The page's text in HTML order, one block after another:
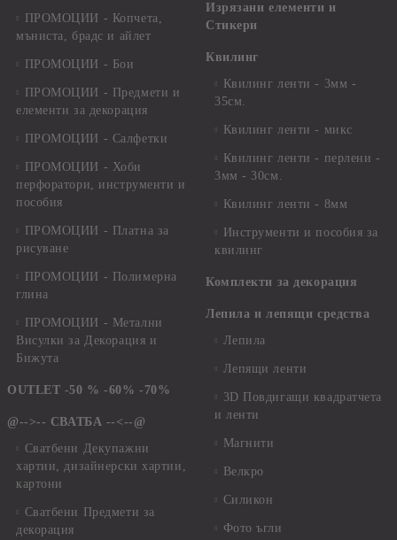
ПРОМОЦИИ - Копчета,
мъниста, брадс и айлет
ПРОМОЦИИ - Бои
ПРОМОЦИИ - Предмети и
елементи за декорация
ПРОМОЦИИ - Салфетки
ПРОМОЦИИ - Хоби
перфоратори, инструменти и
пособия
ПРОМОЦИИ - Платна за
рисуване
ПРОМОЦИИ - Полимерна
глина
ПРОМОЦИИ - Метални
Висулки за Декорация и
Бижута
OUTLET -50 % -60% -70%
@-->-- СВАТБА --<--@
Сватбени Декупажни
хартии, дизайнерски хартии,
картони
Сватбени Предмети за
декорация
Изрязани елементи и
Стикери
Квилинг
Квилинг ленти - 3мм -
35см.
Квилинг ленти - микс
Квилинг ленти - перлени -
3мм - 30см.
Квилинг ленти - 8мм
Инструменти и пособия за
квилинг
Комплекти за декорация
Лепила и лепящи средства
Лепила
Лепящи ленти
3D Повдигащи квадратчета
и ленти
Магнити
Велкро
Силикон
Фото ъгли